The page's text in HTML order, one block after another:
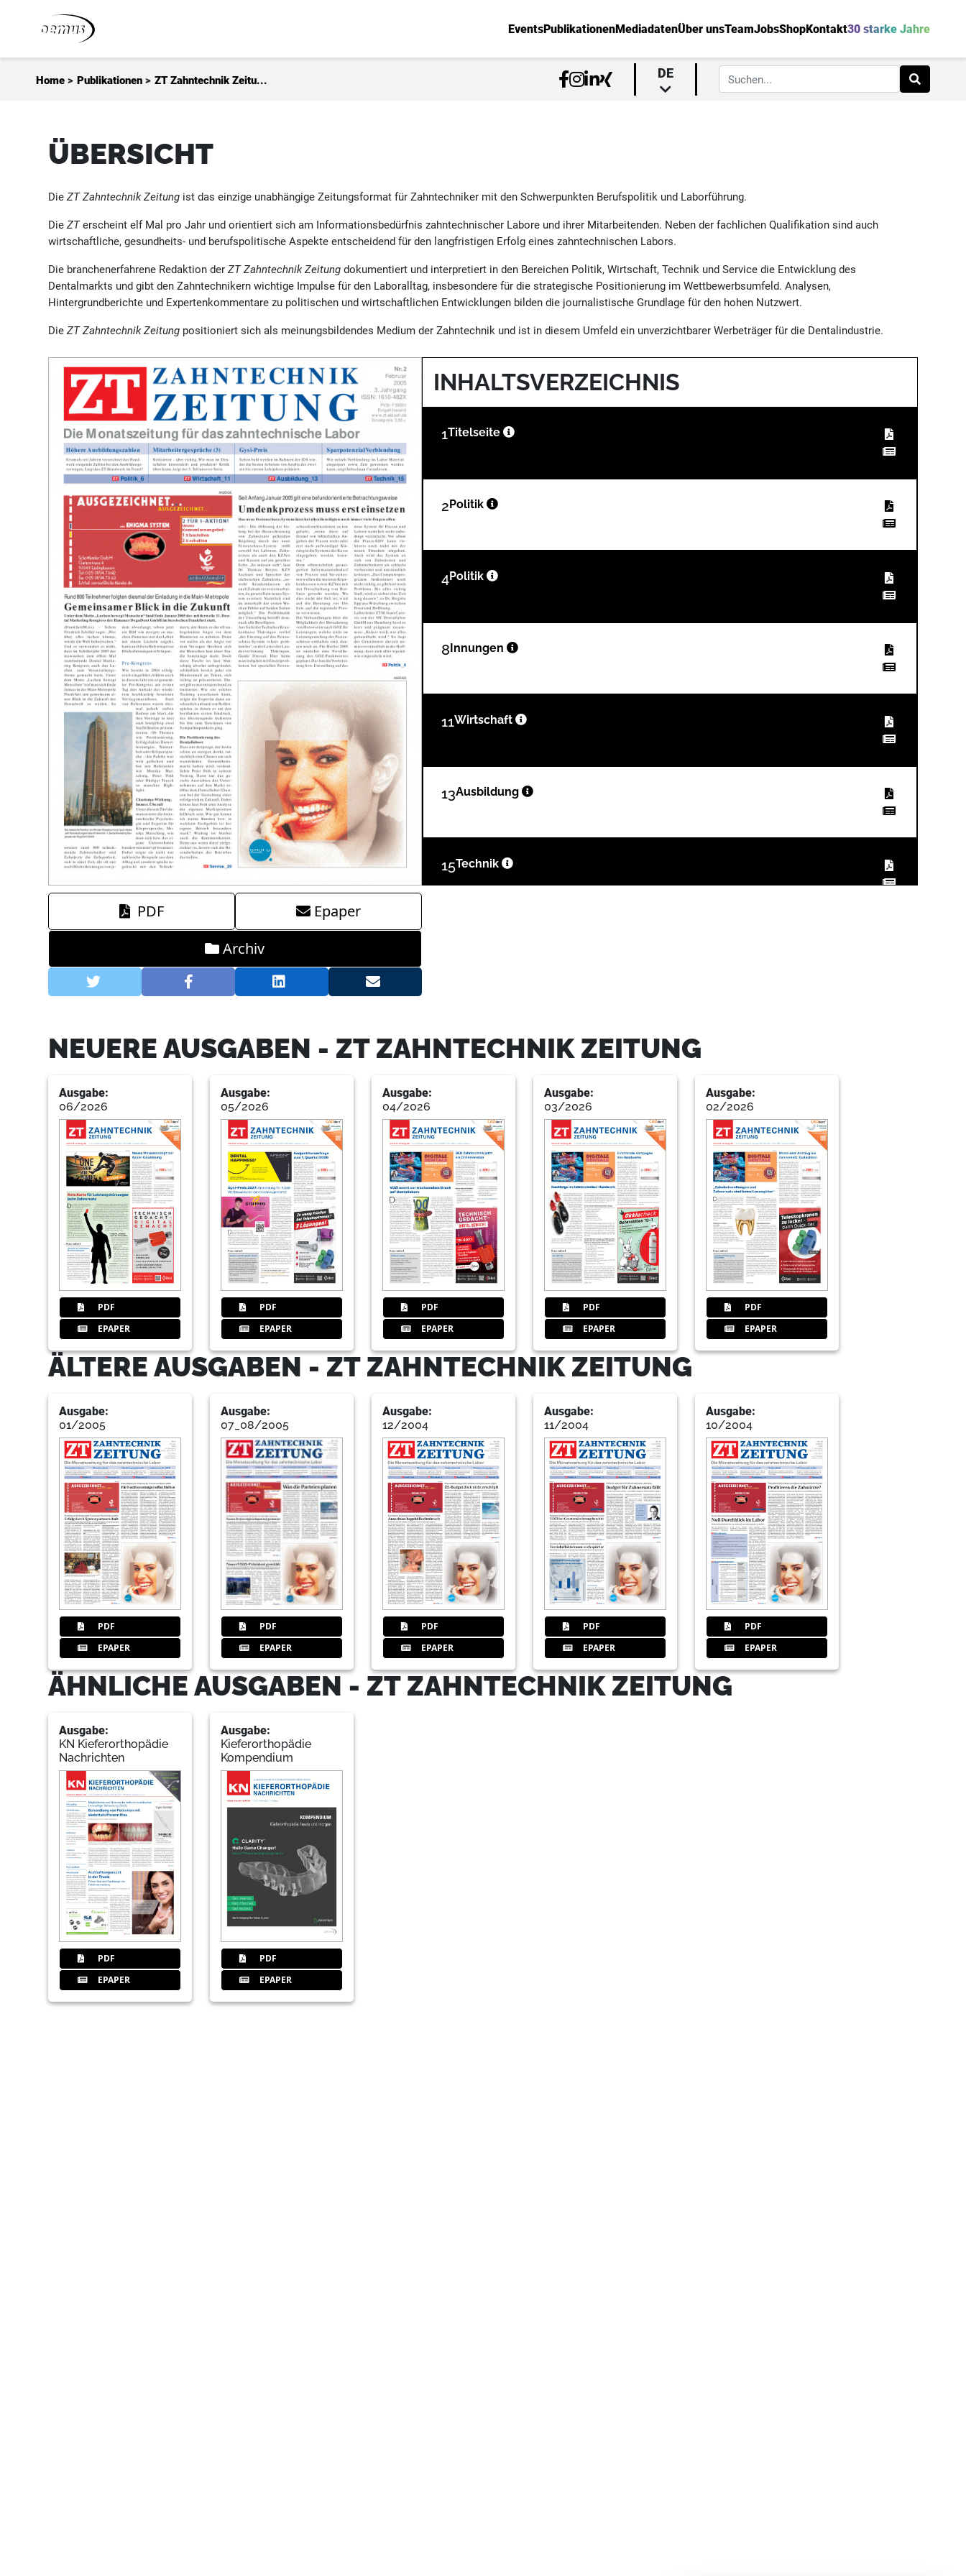
EventsPublikationenMediadatenÜber unsTeamJobsShopKontakt30 starke Jahre
Home > Publikationen > ZT Zahntechnik Zeitu... DE
ÜBERSICHT
DieZT Zahntechnik Zeitung ist das einzige unabhängige Zeitungsformat für Zahntechniker mit den Schwerpunkten Berufspolitik und Laborführung.
DieZTerscheint elf Mal pro Jahr und orientiert sich am Informationsbedürfnis zahntechnischer Labore und ihrer Mitarbeitenden. Neben der fachlichen Qualifikation sind auch
wirtschaftliche, gesundheits- und berufspolitische Aspekte entscheidend für den langfristigen Erfolg eines zahntechnischen Labors.
Die branchenerfahrene Redaktion derZT Zahntechnik Zeitung dokumentiert und interpretiert in den Bereichen Politik, Wirtschaft, Technik und Service die Entwicklung des
Dentalmarkts und gibt den Zahntechnikern wichtige Impulse für den Laboralltag, insbesondere für die strategische Positionierung im Wettbewerbsumfeld. Analysen,
Hintergrundberichte und Expertenkommentare zu politischen und wirtschaftlichen Entwicklungen bilden die journalistische Grundlage für den hohen Nutzwert.
DieZT Zahntechnik Zeitung positioniert sich als meinungsbildendes Medium der Zahntechnik und ist in diesem Umfeld ein unverzichtbarer Werbeträger für die Dentalindustrie.
PDF
Epaper
Archiv
INHALTSVERZEICHNIS
1Titelseite
2Politik
4Politik
8Innungen
11Wirtschaft
13Ausbildung
15Technik
NEUERE AUSGABEN - ZT ZAHNTECHNIK ZEITUNG
Ausgabe:
06/2026
PDF
EPAPER
Ausgabe:
05/2026
PDF
EPAPER
Ausgabe:
04/2026
PDF
EPAPER
Ausgabe:
03/2026
PDF
EPAPER
Ausgabe:
02/2026
PDF
EPAPER
ÄLTERE AUSGABEN - ZT ZAHNTECHNIK ZEITUNG
Ausgabe:
01/2005
PDF
EPAPER
Ausgabe:
07_08/2005
PDF
EPAPER
Ausgabe:
12/2004
PDF
EPAPER
Ausgabe:
11/2004
PDF
EPAPER
Ausgabe:
10/2004
PDF
EPAPER
ÄHNLICHE AUSGABEN - ZT ZAHNTECHNIK ZEITUNG
Ausgabe:
KN Kieferorthopädie
Nachrichten
PDF
EPAPER
Ausgabe:
Kieferorthopädie
Kompendium
PDF
EPAPER